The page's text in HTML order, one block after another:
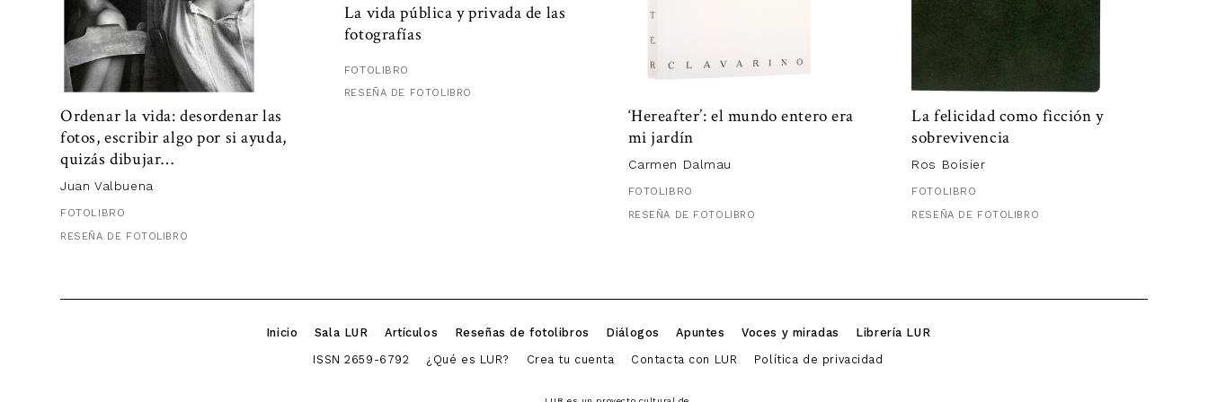
Ordenar la vida: desordenar las
fotos, escribir algo por si ayuda,
quizás dibujar…
Juan Valbuena
FOTOLIBRO
RESEÑA DE FOTOLIBRO
La vida pública y privada de las
fotografías
FOTOLIBRO
RESEÑA DE FOTOLIBRO
‘Hereafter’: el mundo entero era
mi jardín
Carmen Dalmau
FOTOLIBRO
RESEÑA DE FOTOLIBRO
La felicidad como ficción y
sobrevivencia
Ros Boisier
FOTOLIBRO
RESEÑA DE FOTOLIBRO
Inicio Sala LUR Artículos Reseñas de fotolibros Diálogos Apuntes Voces y miradas Librería LUR
ISSN 2659-6792 ¿Qué es LUR? Crea tu cuenta Contacta con LUR Política de privacidad